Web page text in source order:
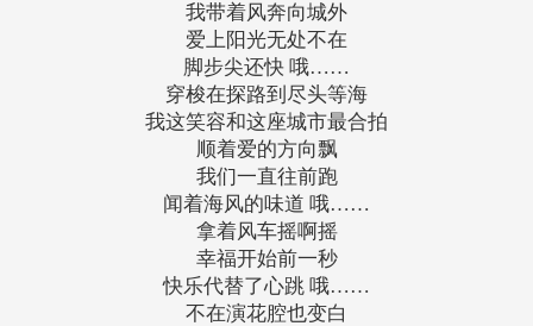
我带着风奔向城外
爱上阳光无处不在
脚步尖还快 哦……
穿梭在探路到尽头等海
我这笑容和这座城市最合拍
顺着爱的方向飘
我们一直往前跑
闻着海风的味道 哦……
拿着风车摇啊摇
幸福开始前一秒
快乐代替了心跳 哦……
不在演花腔也变白